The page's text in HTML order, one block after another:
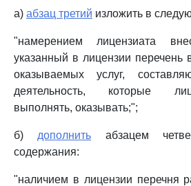
а) абзац третий изложить в
"намерением лицензиата
указанный в лицензии перечень
оказываемых услуг,
деятельность, которые
выполнять, оказывать;";
б) дополнить абзацем
содержания:
"наличием в лицензии перечня